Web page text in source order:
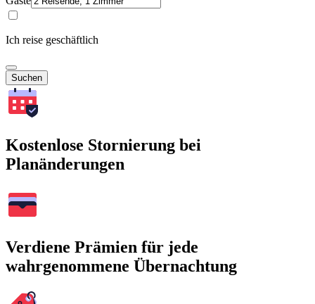
Ich reise geschäftlich
Suchen
Kostenlose Stornierung bei
Planänderungen
Verdiene Prämien für jede
wahrgenommene Übernachtung